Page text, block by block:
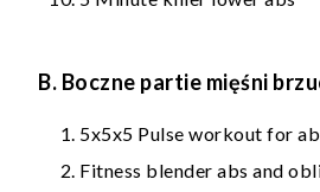
B. Boczne partie mięśni
5x5x5 Pulse workout for
Fitness blender abs and